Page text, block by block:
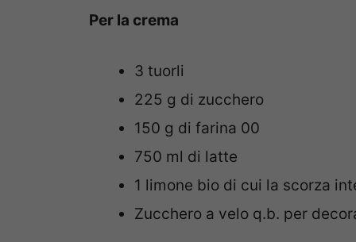
Per la crema
3 tuorli
225 g di zucchero
150 g di farina 00
750 ml di latte
1 limone bio di cui la scorza
Zucchero a velo q.b. per